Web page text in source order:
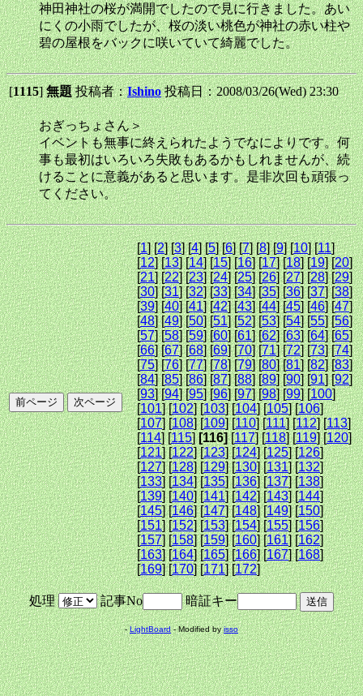
神田神社の桜が満開でしたので見に行きました。あい
にくの小雨でしたが、桜の淡い桃色が神社の赤い柱や
碧の屋根をバックに咲いていて綺麗でした。
[1115]無題投稿者：Ishino 投稿日：2008/03/26(Wed) 23:30
おぎっちょさん＞
イベントも無事に終えられたようでなによりです。何
事も最初はいろいろ失敗もあるかもしれませんが、続
けることに意義があると思います。是非次回も頑張っ
てください。
[1] [2] [3] [4] [5] [6] [7] [8] [9] [10] [11]
[12] [13] [14] [15] [16] [17] [18] [19] [20]
[21] [22] [23] [24] [25] [26] [27] [28] [29]
[30] [31] [32] [33] [34] [35] [36] [37] [38]
[39] [40] [41] [42] [43] [44] [45] [46] [47]
[48] [49] [50] [51] [52] [53] [54] [55] [56]
[57] [58] [59] [60] [61] [62] [63] [64] [65]
[66] [67] [68] [69] [70] [71] [72] [73] [74]
[75] [76] [77] [78] [79] [80] [81] [82] [83]
[84] [85] [86] [87] [88] [89] [90] [91] [92]
[93] [94] [95] [96] [97] [98] [99] [100]
[101] [102] [103] [104] [105] [106]
[107] [108] [109] [110] [111] [112] [113]
[114] [115][116][117] [118] [119] [120]
[121] [122] [123] [124] [125] [126]
[127] [128] [129] [130] [131] [132]
[133] [134] [135] [136] [137] [138]
[139] [140] [141] [142] [143] [144]
[145] [146] [147] [148] [149] [150]
[151] [152] [153] [154] [155] [156]
[157] [158] [159] [160] [161] [162]
[163] [164] [165] [166] [167] [168]
[169] [170] [171] [172]
処理 記事No 暗証キー
-LightBoard- Modified byisso